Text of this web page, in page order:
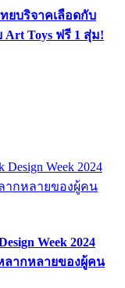
ยบริจาคเลือดกับ
Art Toys ฟรี 1 สุ่ม!
Week 2024
ลากหลายของผู้คน